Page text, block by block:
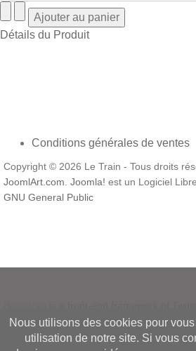
Détails du Produit
Conditions générales de ventes
Copyright © 2026 Le Train - Tous droits
JoomlArt.com. Joomla! est un Logiciel
GNU General Public
underMIT License.
Font Awesomefont licensed underSIL
Nous utilisons des cookies pour
utilisation de notre site. Si vous